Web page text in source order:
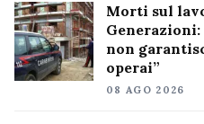
Morti sul
non
operai”
08 AGO 2026